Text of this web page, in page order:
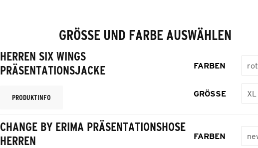
GRÖSSE UND FARBE AUSWÄHLEN
HERREN SIX WINGS
PRÄSENTATIONSJACKE
PRODUKTINFO
FARBEN
GRÖSSE
CHANGE BY ERIMA PRÄSENTATIONSHOSE
HERREN
FARBEN